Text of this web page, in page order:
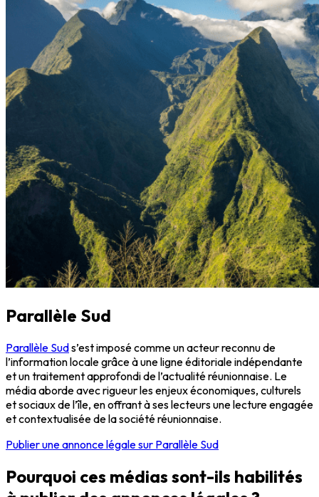
Parallèle Sud
Parallèle Suds’est imposé comme un acteur reconnu de
l’information locale grâce à une ligne éditoriale indépendante
et un traitement approfondi de l’actualité réunionnaise. Le
média aborde avec rigueur les enjeux économiques, culturels
et sociaux de l’île, en offrant à ses lecteurs une lecture engagée
et contextualisée de la société réunionnaise.
Publier une annonce légale sur Parallèle Sud
Pourquoi ces médias sont-ils habilités